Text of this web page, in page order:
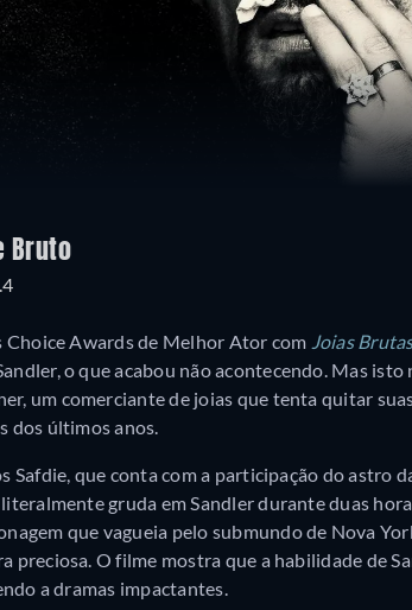
Bruto
Choice Awards de Melhor Ator com Joias
o que acabou não acontecendo. Mas
um comerciante de joias que tenta quitar
dos últimos anos.
Safdie, que conta com a participação do astro
gruda em Sandler durante duas
que vagueia pelo submundo de Nova
preciosa. O filme mostra que a habilidade de
a dramas impactantes.